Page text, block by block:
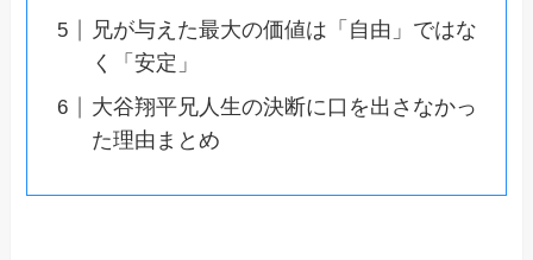
兄が与えた最大の価値は「自由」ではな
く「安定」
大谷翔平兄人生の決断に口を出さなかっ
た理由まとめ